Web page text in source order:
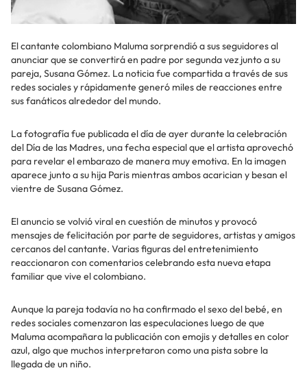
El cantante colombiano Maluma sorprendió a sus seguidores al
anunciar que se convertirá en padre por segunda vez junto a su
pareja, Susana Gómez. La noticia fue compartida a través de sus
redes sociales y rápidamente generó miles de reacciones entre
sus fanáticos alrededor del mundo.
La fotografía fue publicada el día de ayer durante la celebración
del Día de las Madres, una fecha especial que el artista aprovechó
para revelar el embarazo de manera muy emotiva. En la imagen
aparece junto a su hija Paris mientras ambos acarician y besan el
vientre de Susana Gómez.
El anuncio se volvió viral en cuestión de minutos y provocó
mensajes de felicitación por parte de seguidores, artistas y amigos
cercanos del cantante. Varias figuras del entretenimiento
reaccionaron con comentarios celebrando esta nueva etapa
familiar que vive el colombiano.
Aunque la pareja todavía no ha confirmado el sexo del bebé, en
redes sociales comenzaron las especulaciones luego de que
Maluma acompañara la publicación con emojis y detalles en color
azul, algo que muchos interpretaron como una pista sobre la
llegada de un niño.